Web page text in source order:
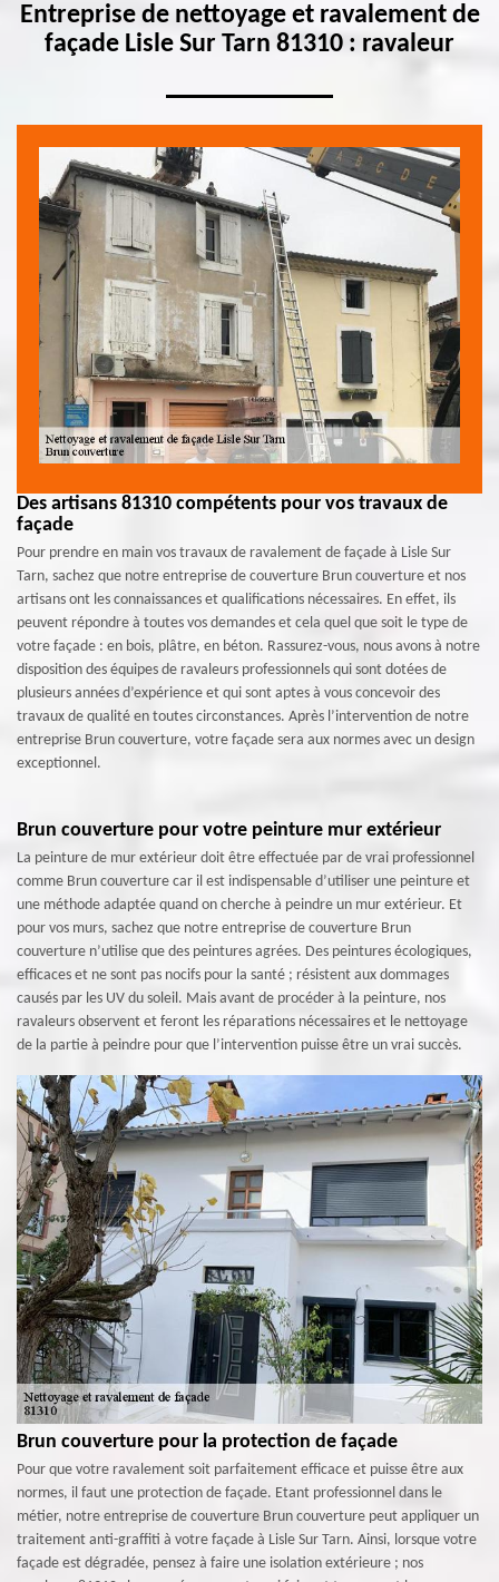
Entreprise de nettoyage et ravalement de
façade Lisle Sur Tarn 81310 : ravaleur
Des artisans 81310 compétents pour vos travaux de
façade
Pour prendre en main vos travaux de ravalement de façade à Lisle Sur
Tarn, sachez que notre entreprise de couverture Brun couverture et nos
artisans ont les connaissances et qualifications nécessaires. En effet, ils
peuvent répondre à toutes vos demandes et cela quel que soit le type de
votre façade : en bois, plâtre, en béton. Rassurez-vous, nous avons à notre
disposition des équipes de ravaleurs professionnels qui sont dotées de
plusieurs années d’expérience et qui sont aptes à vous concevoir des
travaux de qualité en toutes circonstances. Après l’intervention de notre
entreprise Brun couverture, votre façade sera aux normes avec un design
exceptionnel.
Brun couverture pour votre peinture mur extérieur
La peinture de mur extérieur doit être effectuée par de vrai professionnel
comme Brun couverture car il est indispensable d’utiliser une peinture et
une méthode adaptée quand on cherche à peindre un mur extérieur. Et
pour vos murs, sachez que notre entreprise de couverture Brun
couverture n’utilise que des peintures agrées. Des peintures écologiques,
efficaces et ne sont pas nocifs pour la santé ; résistent aux dommages
causés par les UV du soleil. Mais avant de procéder à la peinture, nos
ravaleurs observent et feront les réparations nécessaires et le nettoyage
de la partie à peindre pour que l’intervention puisse être un vrai succès.
Brun couverture pour la protection de façade
Pour que votre ravalement soit parfaitement efficace et puisse être aux
normes, il faut une protection de façade. Etant professionnel dans le
métier, notre entreprise de couverture Brun couverture peut appliquer un
traitement anti-graffiti à votre façade à Lisle Sur Tarn. Ainsi, lorsque votre
façade est dégradée, pensez à faire une isolation extérieure ; nos